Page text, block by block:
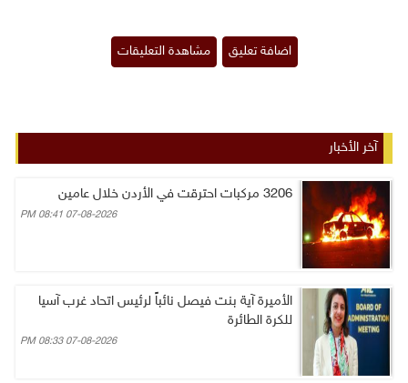
آخر الأخبار
3206 مركبات احترقت في الأردن خلال عامين
07-08-2026 08:41 PM
الأميرة آية بنت فيصل نائباً لرئيس اتحاد غرب آسيا
للكرة الطائرة
07-08-2026 08:33 PM